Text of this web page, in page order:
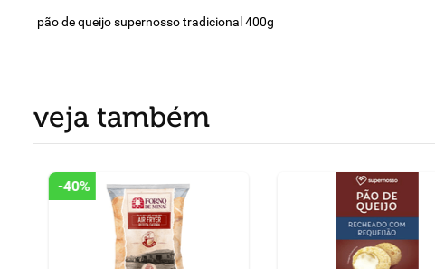
pão de queijo supernosso tradicional 400g
veja também
-40%